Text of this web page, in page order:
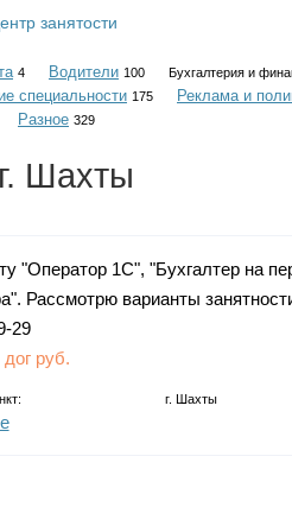
занятости
4 Водители 100 Бухгалтерия и
специальности 175 Реклама и
Разное 329
Шахты
"Оператор 1С", "Бухгалтер на
Рассмотрю варианты
29
дог руб.
г. Шахты